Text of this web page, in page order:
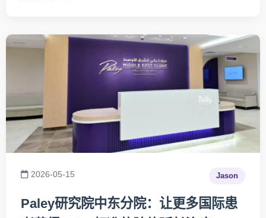
2026-05-15 Jason
Paley研究院中东分院：让更多国际患